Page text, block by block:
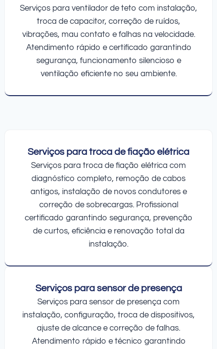
Serviços para ventilador de teto com instalação,
troca de capacitor, correção de ruídos,
vibrações, mau contato e falhas na velocidade.
Atendimento rápido e certificado garantindo
segurança, funcionamento silencioso e
ventilação eficiente no seu ambiente.
Serviços para troca de fiação elétrica
Serviços para troca de fiação elétrica com
diagnóstico completo, remoção de cabos
antigos, instalação de novos condutores e
correção de sobrecargas. Profissional
certificado garantindo segurança, prevenção
de curtos, eficiência e renovação total da
instalação.
Serviços para sensor de presença
Serviços para sensor de presença com
instalação, configuração, troca de dispositivos,
ajuste de alcance e correção de falhas.
Atendimento rápido e técnico garantindo